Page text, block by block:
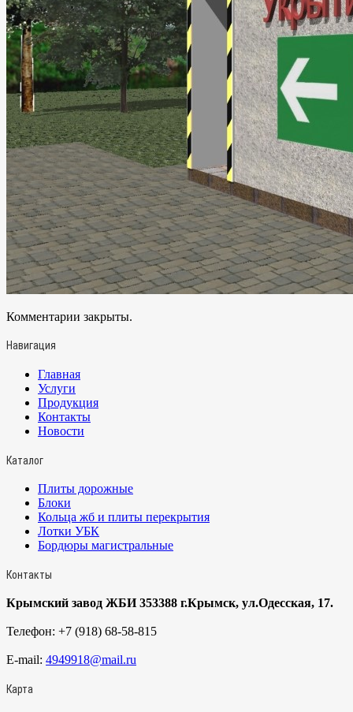
Комментарии закрыты.
Навигация
Главная
Услуги
Продукция
Контакты
Новости
Каталог
Плиты дорожные
Блоки
Кольца жб и плиты перекрытия
Лотки УБК
Бордюры магистральные
Контакты
Крымский завод ЖБИ 353388 г.Крымск, ул.Одесская, 17.
Телефон: +7 (918) 68-58-815
E-mail: 4949918@mail.ru
Карта